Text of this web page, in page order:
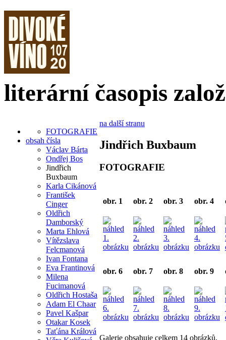
literární časopis
FOTOGRAFIE
obsah čísla
Václav Bárta
Ondřej Bos
Jindřich
Buxbaum
Karla Cikánová
František
Cinger
Oldřich
Damborský
Marta Ehlová
Vítězslava
Felcmanová
Ivan Fontana
Eva Frantinová
Milena
Fucimanová
Oldřich Hostaša
Adam El Chaar
Pavel Kašpar
Otakar Kosek
Taťána Králová
na další stranu
Jindřich Buxbaum
FOTOGRAFIE
obr. 1 obr. 2 obr. 3 obr. 4
obr. 6 obr. 7 obr. 8 obr. 9
Galerie obsahuje celkem 14 obrázků.